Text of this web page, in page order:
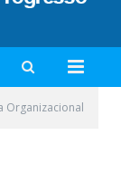
Organizacional